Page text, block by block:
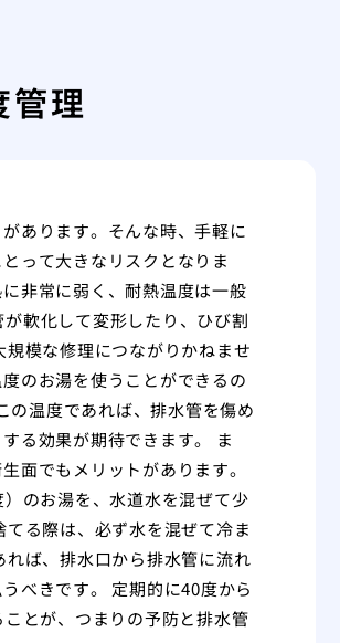
管理
あります。そんな時、手軽に
って大きなリスクとなりま
非常に弱く、耐熱温度は一般
軟化して変形したり、ひび割
模な修理につながりかねませ
のお湯を使うことができるの
の温度であれば、排水管を傷め
る効果が期待できます。 ま
面でもメリットがあります。
のお湯を、水道水を混ぜて少
る際は、必ず水を混ぜて冷ま
ば、排水口から排水管に流れ
べきです。 定期的に40度から
とが、つまりの予防と排水管